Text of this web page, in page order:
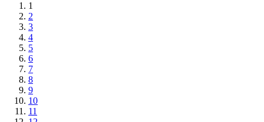
1
2
3
4
5
6
7
8
9
10
11